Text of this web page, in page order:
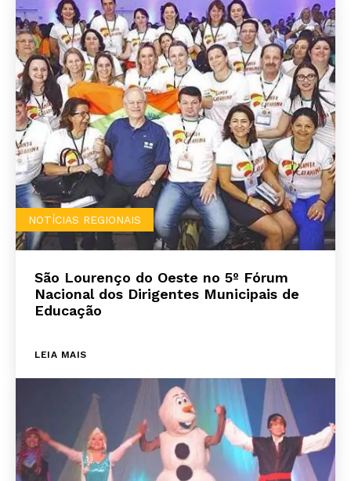
NOTÍCIAS REGIONAIS
São Lourenço do Oeste no 5º Fórum
Nacional dos Dirigentes Municipais de
Educação
LEIA MAIS